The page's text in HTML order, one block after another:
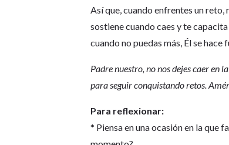
Así que, cuando enfrentes un
sostiene cuando caes y te
cuando no puedas más, Él se hace
Padre nuestro, no nos dejes caer en
para seguir conquistando retos.
Para reflexionar:
* Piensa en una ocasión en la que